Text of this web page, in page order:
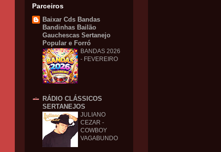
Parceiros
Baixar Cds Bandas
Bandinhas Bailão
Gauchescas Sertanejo
Popular e Forró
BANDAS 2026
- FEVEREIRO
RÁDIO CLÁSSICOS
SERTANEJOS
JULIANO
CEZAR -
COWBOY
VAGABUNDO